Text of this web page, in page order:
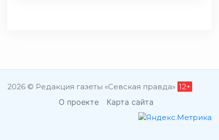
2026 © Редакция газеты «Севская правда» 12+
О проекте Карта сайта